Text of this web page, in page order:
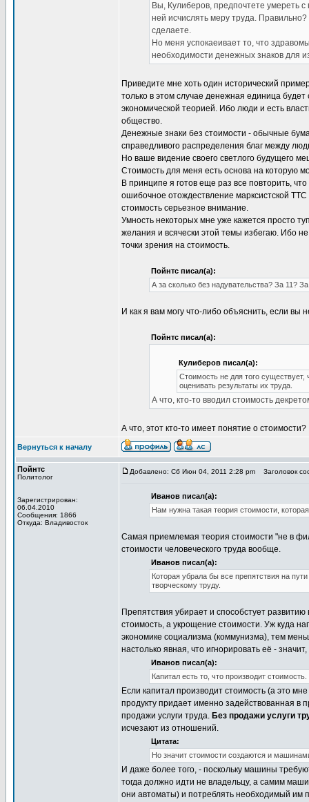
Вы, Кулиберов, предпочтете умереть
ней исчислять меру труда.
сделаете.
Но меня успокаеивает то, что
необходимости денежных знаков для
Приведите мне хоть один исторический
только в этом случае денежная единица
экономической теорией. Ибо люди и есть
общество.
Денежные знаки без стоимости - обычные
справедливого распределения благ между
Но ваше видение своего светлого будущего
Стоимость для меня есть основа на которую
В принципе я готов еще раз все повторить,
ошибочное отождествление марксистской
стоимость серьезное внимание.
Умность некоторых мне уже кажется просто
желания и всячески этой темы избегаю. Ибо
точки зрения на стоимость.
Пойнтс писал(а):
А за сколько без надувательства? За 11?
И как я вам могу что-либо объяснить, если вы
Пойнтс писал(а):
Кулиберов писал(а):
Стоимость не для того
оценивать результаты их труда.
А что, кто-то вводил стоимость
А что, этот кто-то имеет понятие о стоимости?
Вернуться к началу
Пойнтс
Политолог
Зарегистрирован:
06.04.2010
Сообщения: 1866
Откуда: Владивосток
Добавлено: Сб Июн 04, 2011 2:28 pm Заголовок
Иванов писал(а):
Нам нужна такая теория стоимости,
Самая приемлемая теория стоимости "не в
стоимости человеческого труда вообще.
Иванов писал(а):
Которая убрала бы все препятствия на
творческому труду.
Препятствия убирает и способстует
стоимость, а укрощение стоимости. Уж куда
экономике социализма (коммунизма), тем
настолько явная, что игнорировать её -
Иванов писал(а):
Капитал есть то, что производит
Если капитал производит стоимость (а это
продукту придает именно задействованная в
продажи услуги труда. Без продажи услуги
исчезают из отношений.
Цитата:
Но значит стоимости создаются и
И даже более того, - поскольку машины
тогда должно идти не владельцу, а самим
они автоматы) и потреблять необходимый им